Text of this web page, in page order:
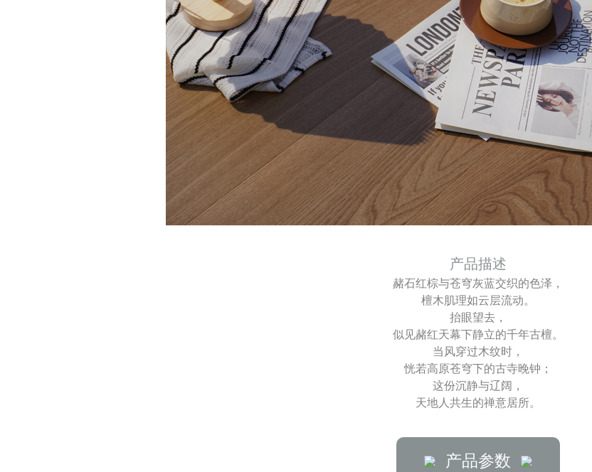
产品描述
赭石红棕与苍穹灰蓝交织的色泽，
檀木肌理如云层流动。
抬眼望去，
似见赭红天幕下静立的千年古檀。
当风穿过木纹时，
恍若高原苍穹下的古寺晚钟；
这份沉静与辽阔，
天地人共生的禅意居所。
产品参数